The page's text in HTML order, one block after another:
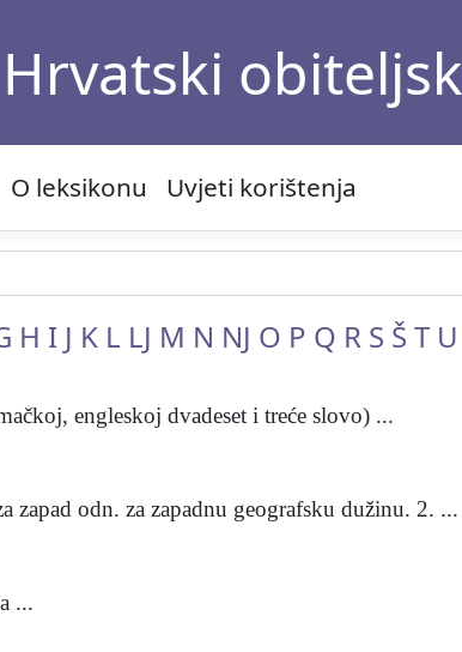
Hrvatski
O leksikonu Uvjeti korištenja
H I J K L LJ M N NJ O P Q R S Š T U
engleskoj dvadeset i treće slovo) ...
zapad odn. za zapadnu geografsku dužinu. 2. ...
...